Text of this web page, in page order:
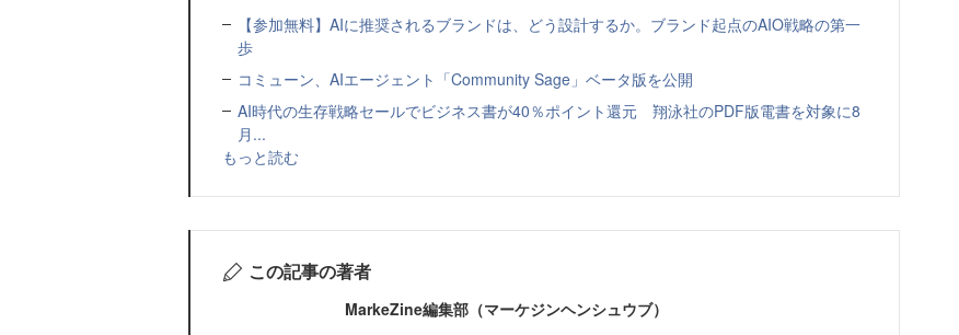
【参加無料】AIに推奨されるブランドは、どう設計するか。ブランド起点のAIO戦略の第一
歩
コミューン、AIエージェント「Community Sage」ベータ版を公開
AI時代の生存戦略セールでビジネス書が40％ポイント還元 翔泳社のPDF版電書を対象に8
月...
もっと読む
この記事の著者
MarkeZine編集部（マーケジンヘンシュウブ）